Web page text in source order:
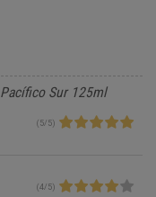
Sur 125ml
( 5/ 5)
(4/ 5)